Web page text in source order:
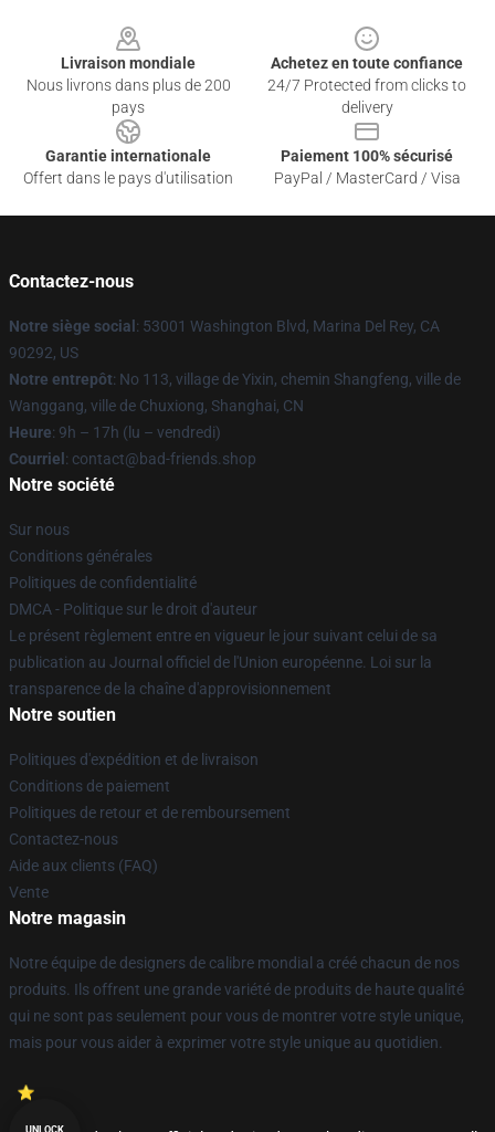
Livraison mondiale
Nous livrons dans plus de 200
pays
Achetez en toute confiance
24/7 Protected from clicks to
delivery
Garantie internationale
Offert dans le pays d'utilisation
Paiement 100% sécurisé
PayPal / MasterCard / Visa
Contactez-nous
Notre siège social : 53001 Washington Blvd, Marina Del Rey, CA
90292, US
Notre entrepôt: No 113, village de Yixin, chemin Shangfeng, ville de
Wanggang, ville de Chuxiong, Shanghai, CN
Heure: 9h – 17h (lu – vendredi)
Courriel : contact@bad-friends.shop
Notre société
Sur nous
Conditions générales
Politiques de confidentialité
DMCA - Politique sur le droit d'auteur
Le présent règlement entre en vigueur le jour suivant celui de sa
publication au Journal officiel de l'Union européenne. Loi sur la
transparence de la chaîne d'approvisionnement
Notre soutien
Politiques d'expédition et de livraison
Conditions de paiement
Politiques de retour et de remboursement
Contactez-nous
Aide aux clients (FAQ)
Vente
Notre magasin
Notre équipe de designers de calibre mondial a créé chacun de nos
produits. Ils offrent une grande variété de produits de haute qualité
qui ne sont pas seulement pour vous de montrer votre style unique,
mais pour vous aider à exprimer votre style unique au quotidien.
UNLOCK